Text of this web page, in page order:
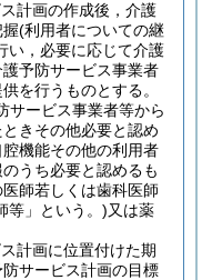
計画の作成後，介護
(利用者についての継
い，必要に応じて介護
予防サービス事業者
を行うものとする。
サービス事業者等から
きその他必要と認め
機能その他の利用者
うち必要と認めるも
師若しくは歯科医師
等」という。)又は薬
計画に位置付けた期
サービス計画の目標